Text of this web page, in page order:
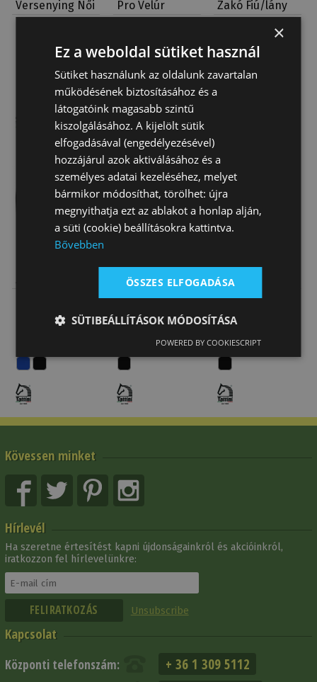
Versenying Női
Hosszú Ujj
Pro Velúr
Tattini
Zakó Fiú/lány
Sole Tattini
43 120 Ft
helyett
36 652 Ft
Lovas Verseny
Zakó Tattini
Férfi Sirio
helyett
77 607 Ft
Lovas Verseny
Zakó Férfi
Mercurio
Fthelyett
55 794 Ft
Kövessen minket
Hírlevél
Ha szeretne értesítést kapni újdonságainkról és akcióinkról,
iratkozzon fel hírlevelünkre:
Unsubscribe
Kapcsolat
Központi telefonszám: + 36 1 309 5112
×
Ez a weboldal sütiket használ
Sütiket használunk az oldalunk zavartalan
működésének biztosításához és a
látogatóink magasabb szintű
kiszolgálásához. A kijelölt sütik
elfogadásával (engedélyezésével)
hozzájárul azok aktiválásához és a
személyes adatai kezeléséhez, melyet
bármikor módosíthat, törölhet: újra
megnyithatja ezt az ablakot a honlap alján,
a süti (cookie) beállításokra kattintva.
Bővebben
ÖSSZES ELFOGADÁSA
SÜTIBEÁLLÍTÁSOK MÓDOSÍTÁSA
POWERED BY COOKIESCRIPT